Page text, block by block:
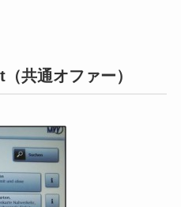
共通オファー）